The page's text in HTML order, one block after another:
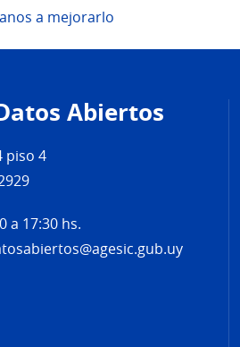
a mejorarlo
Abiertos
piso 4
a 17:30 hs.